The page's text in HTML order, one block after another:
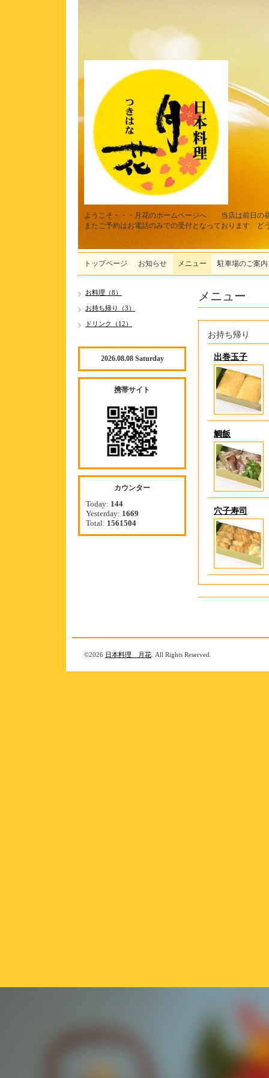
ようこそ・・・月花のホームページへ 当店は前日の
またご予約はお電話のみでの受付となっております ど
トップページ お知らせ メニュー 駐車場のご案内
メニュー
お持ち帰り
出巻玉子
鯛飯
穴子寿司
お料理（8）
お持ち帰り（3）
ドリンク（12）
2026.08.08 Saturday
携帯サイト
カウンター
Today: 144
Yesterday: 1669
Total: 1561504
©2026 日本料理 月花 . All Rights Reserved.